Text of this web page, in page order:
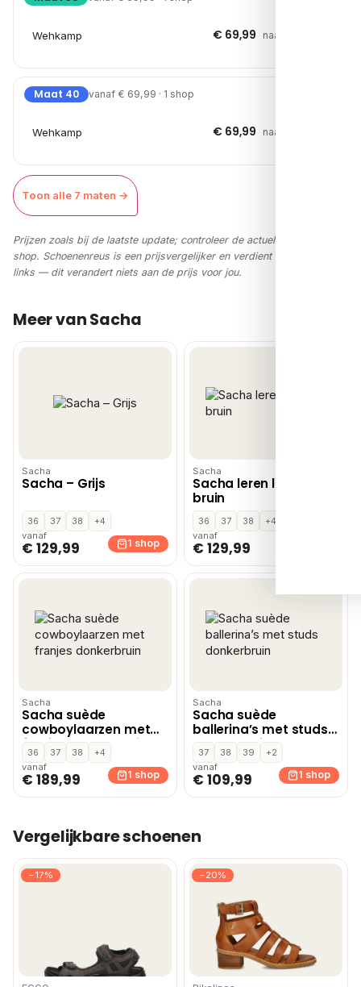
Wehkamp € 69,99 naar shop →
Maat 40 vanaf € 69,99 · 1 shop
Wehkamp € 69,99 naar shop →
Toon alle 7 maten →
Prijzen zoals bij de laatste update; controleer de actuele prijs in de
shop. Schoenenreus is een prijsvergelijker en verdient via affiliate-
links — dit verandert niets aan de prijs voor jou.
Meer van Sacha
Sacha
Sacha – Grijs
36 37 38
+4
vanaf
€ 129,99 1 shop
Sacha
Sacha leren loafers
bruin
36 37 38
+4
vanaf
€ 129,99
Sacha
Sacha suède
cowboylaarzen met
franjes donkerbruin
36 37 38
+4
vanaf
€ 189,99 1 shop
Sacha
Sacha suède
ballerina’s met studs
donkerbruin
37 38 39
+2
vanaf
€ 109,99 1 shop
Vergelijkbare schoenen
−17% −20%